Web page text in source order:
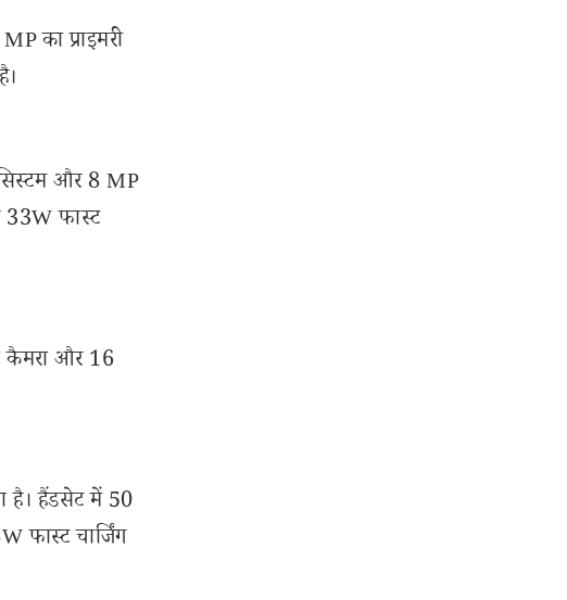
का प्राइमरी
और 8 MP
33W फास्ट
कैमरा और 16
है। हैंडसेट में 50
फास्ट चार्जिंग